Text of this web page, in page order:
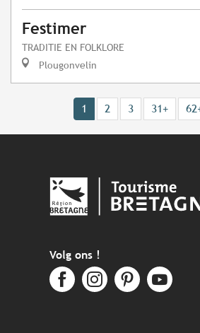
Festimer
TRADITIE EN FOLKLORE
Plougonvelin
1 2 3 31+
Volg ons !